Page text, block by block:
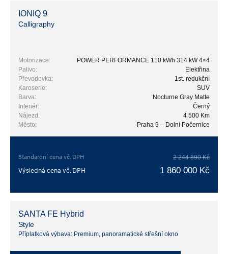
IONIQ 9
Calligraphy
Motorizace:
POWER PERFORMANCE 110 kWh 314 kW 4×4
Palivo:
Elektřina
Převodovka:
1st. redukční
Karoserie:
SUV
Barva:
Nocturne Gray Matte
Interiér:
Černý
Nájezd:
4 500 Km
Město:
Praha 9 – Dolní Počernice
Standardní cena vč. DPH 2 244 890 Kč
Výsledná cena vč. DPH 1 860 000 Kč
SANTA FE Hybrid
Style
Příplatková výbava: Premium, panoramatické střešní okno